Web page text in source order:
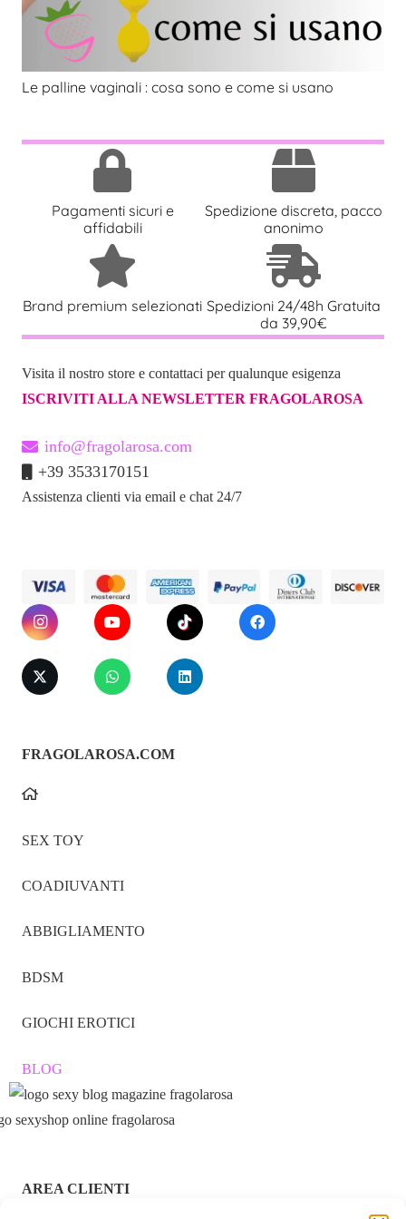
Le palline vaginali : cosa sono e come si usano
Pagamenti sicuri e
affidabili
Spedizione discreta, pacco
anonimo
Brand premium selezionati Spedizioni 24/48h Gratuita
da 39,90€
Visita il nostro store e contattaci per qualunque esigenza
ISCRIVITI ALLA NEWSLETTER FRAGOLAROSA
info@fragolarosa.com
+39 3533170151
Assistenza clienti via email e chat 24/7
FRAGOLAROSA.COM
SEX TOY
COADIUVANTI
ABBIGLIAMENTO
BDSM
GIOCHI EROTICI
BLOG
AREA CLIENTI